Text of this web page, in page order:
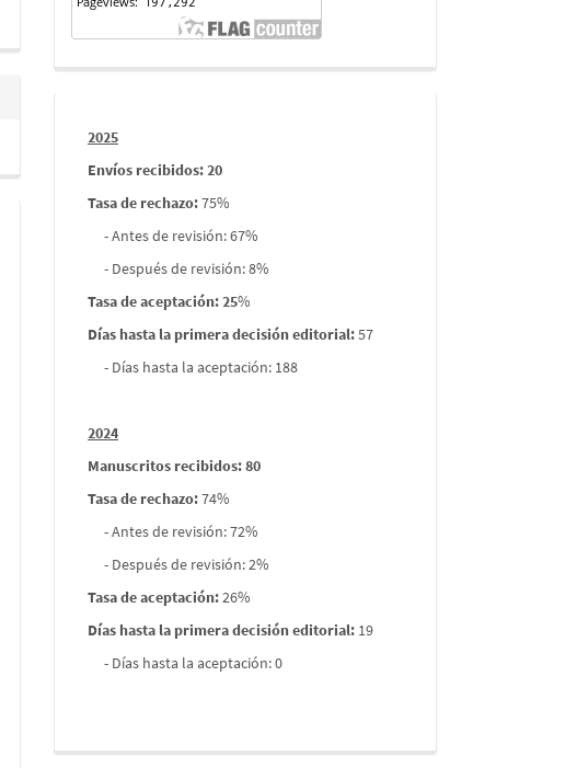
Informes
envios
2025
Envíos recibidos: 20
Tasa de rechazo:75%
- Antes de revisión: 67%
- Después de revisión: 8%
Tasa de aceptación: 25%
Días hasta la primera decisión editorial:57
- Días hasta la aceptación: 188
2024
Manuscritos recibidos: 80
Tasa de rechazo:74%
- Antes de revisión: 72%
- Después de revisión: 2%
Tasa de aceptación:26%
Días hasta la primera decisión editorial: 19
- Días hasta la aceptación: 0